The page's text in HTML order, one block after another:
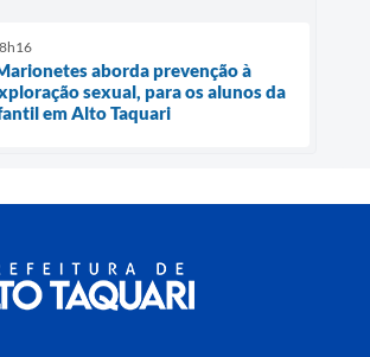
aborda prevenção à
sexual, para os alunos da
em Alto Taquari